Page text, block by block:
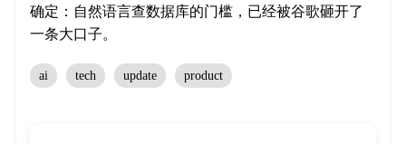
确定：自然语言查数据库的门槛，已经被谷歌砸开了
一条大口子。
ai tech update product